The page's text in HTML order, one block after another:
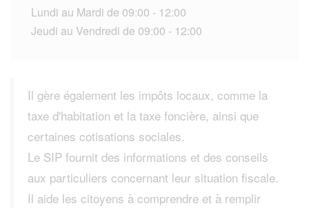
Lundi au Mardi de 09:00 - 12:00
Jeudi au Vendredi de 09:00 - 12:00
Il gère également les impôts locaux, comme la
taxe d'habitation et la taxe foncière, ainsi que
certaines cotisations sociales.
Le SIP fournit des informations et des conseils
aux particuliers concernant leur situation fiscale.
Il aide les citoyens à comprendre et à remplir